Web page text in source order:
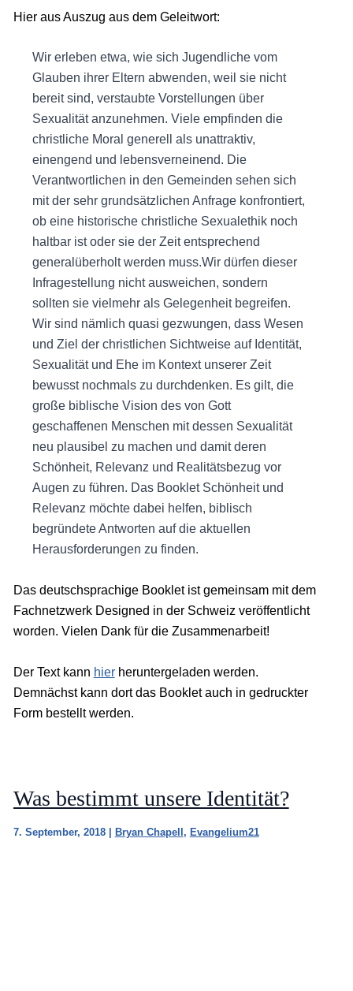
Hier aus Auszug aus dem Geleitwort:
Wir erleben etwa, wie sich Jugendliche vom
Glauben ihrer Eltern abwenden, weil sie nicht
bereit sind, verstaubte Vorstellungen über
Sexualität anzunehmen. Viele empfinden die
christliche Moral generell als unattraktiv,
einengend und lebensverneinend. Die
Verantwortlichen in den Gemeinden sehen sich
mit der sehr grundsätzlichen Anfrage konfrontiert,
ob eine historische christliche Sexualethik noch
haltbar ist oder sie der Zeit entsprechend
generalüberholt werden muss.Wir dürfen dieser
Infragestellung nicht ausweichen, sondern
sollten sie vielmehr als Gelegenheit begreifen.
Wir sind nämlich quasi gezwungen, dass Wesen
und Ziel der christlichen Sichtweise auf Identität,
Sexualität und Ehe im Kontext unserer Zeit
bewusst nochmals zu durchdenken. Es gilt, die
große biblische Vision des von Gott
geschaffenen Menschen mit dessen Sexualität
neu plausibel zu machen und damit deren
Schönheit, Relevanz und Realitätsbezug vor
Augen zu führen. Das Booklet Schönheit und
Relevanz möchte dabei helfen, biblisch
begründete Antworten auf die aktuellen
Herausforderungen zu finden.
Das deutschsprachige Booklet ist gemeinsam mit dem
Fachnetzwerk Designed in der Schweiz veröffentlicht
worden. Vielen Dank für die Zusammenarbeit!
Der Text kann hierheruntergeladen werden.
Demnächst kann dort das Booklet auch in gedruckter
Form bestellt werden.
Was bestimmt unsere Identität?
7. September, 2018 Bryan Chapell , Evangelium21